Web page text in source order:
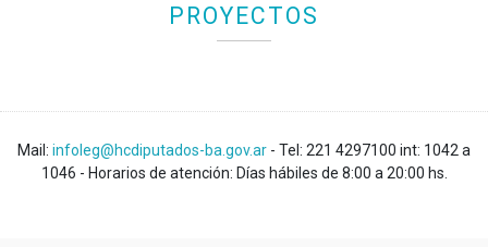
PROYECTOS
Mail: infoleg@hcdiputados-ba.gov.ar - Tel: 221 4297100 int: 1042 a
1046 - Horarios de atención: Días hábiles de 8:00 a 20:00 hs.